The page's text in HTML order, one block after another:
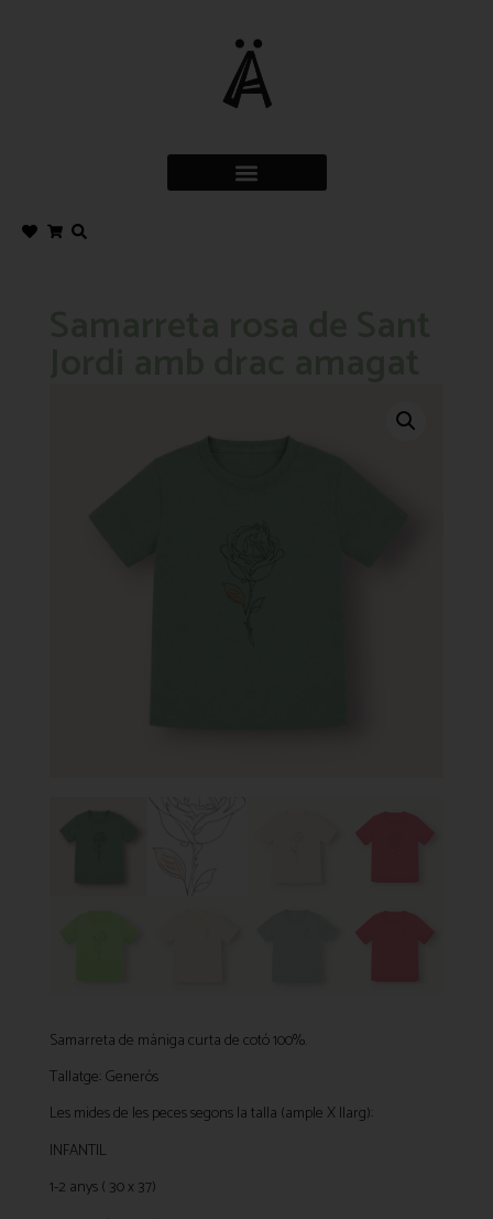
Samarreta de màniga curta de cotó 100%.
Tallatge: Generós
Les mides de les peces segons la talla (ample X llarg):
INFANTIL
1-2 anys ( 30 x 37)